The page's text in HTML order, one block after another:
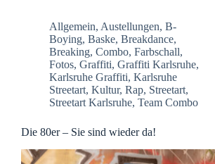
Allgemein, Austellungen, B-
Boying, Baske, Breakdance,
Breaking, Combo, Farbschall,
Fotos, Graffiti, Graffiti Karlsruhe,
Karlsruhe Graffiti, Karlsruhe
Streetart, Kultur, Rap, Streetart,
Streetart Karlsruhe, Team Combo
Die 80er – Sie sind wieder da!